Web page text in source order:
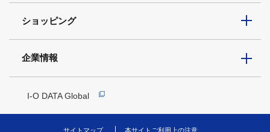
ショッピング
企業情報
I-O DATA Global
サイトマップ 本サイトご利用上の注意